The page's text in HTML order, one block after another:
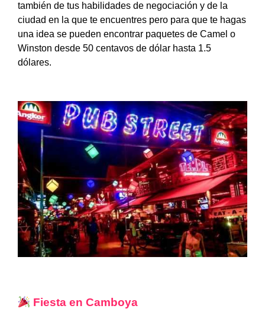
también de tus habilidades de negociación y de la
ciudad en la que te encuentres pero para que te hagas
una idea se pueden encontrar paquetes de Camel o
Winston desde 50 centavos de dólar hasta 1.5
dólares.
Fiesta en Camboya